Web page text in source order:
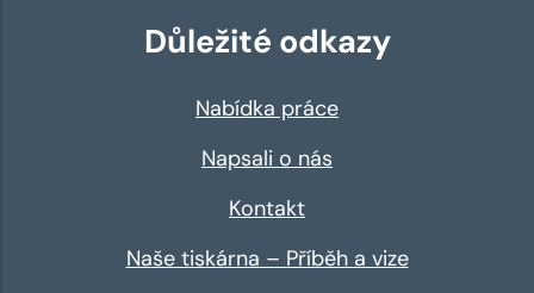
Důležité odkazy
Nabídka práce
Napsali o nás
Kontakt
Naše tiskárna – Příběh a vize